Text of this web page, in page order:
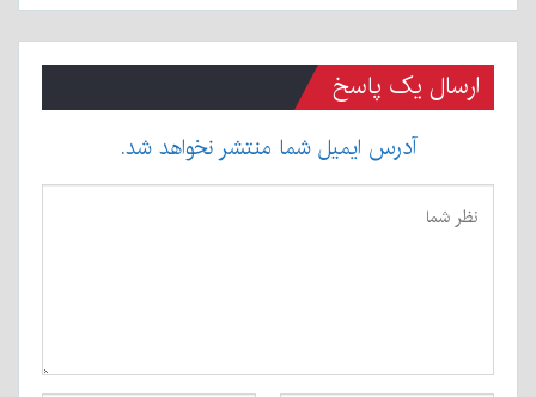
ارسال یک پاسخ
آدرس ایمیل شما منتشر نخواهد شد.